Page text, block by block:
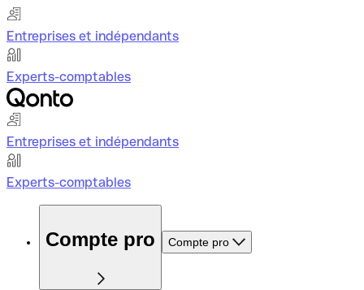
Entreprises et indépendants
Experts-comptables
Entreprises et indépendants
Experts-comptables
Compte pro Compte pro